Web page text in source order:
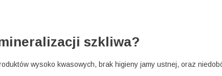
szkliwa?
wysoko kwasowych, brak higieny jamy ustnej, oraz